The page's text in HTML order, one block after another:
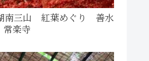
南三山 紅葉めぐり 善水
常楽寺